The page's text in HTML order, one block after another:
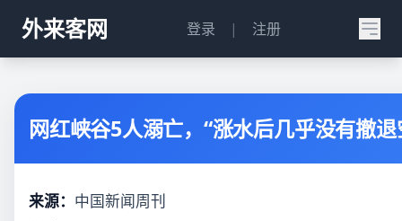
外来客网 登录 | 注册
网红峡谷5人溺亡，“涨水后几乎没有撤退
来源： 中国新闻周刊